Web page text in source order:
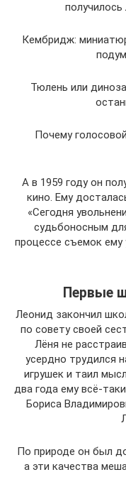
Кембридж:
Тюлень или
Почему
А в 1959 году он
кино. Ему
«Сегодня
судьбоносным
процессе съемок
Первые
Леонид закончил
по совету своей
Лёня не
усердно трудился
игрушек и таил
два года ему всё-
Бориса
По природе он был
а эти качества